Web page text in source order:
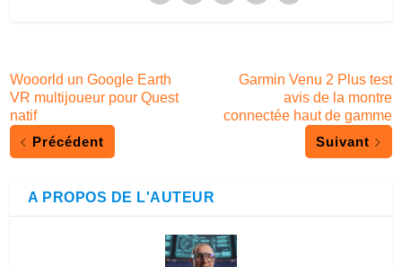
Wooorld un Google Earth
VR multijoueur pour Quest
natif
Précédent
Garmin Venu 2 Plus test
avis de la montre
connectée haut de gamme
Suivant
A PROPOS DE L'AUTEUR